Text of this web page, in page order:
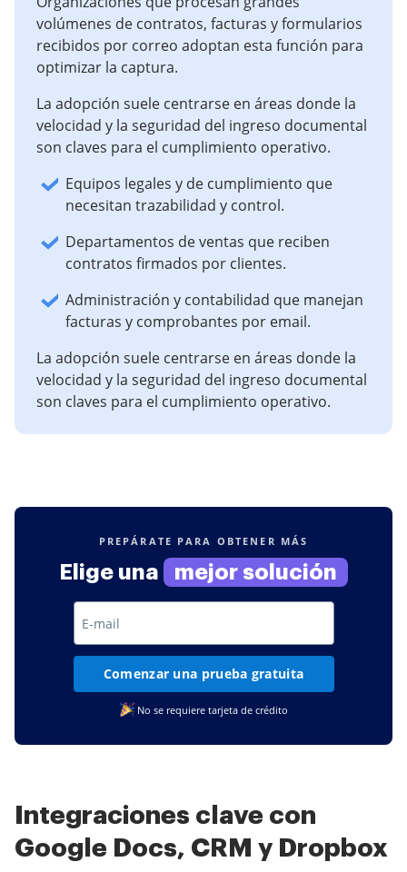
volúmenes de contratos, facturas y formularios
recibidos por correo adoptan esta función para
optimizar la captura.
La adopción suele centrarse en áreas donde la
velocidad y la seguridad del ingreso documental
son claves para el cumplimiento operativo.
Equipos legales y de cumplimiento que
necesitan trazabilidad y control.
Departamentos de ventas que reciben
contratos firmados por clientes.
Administración y contabilidad que manejan
facturas y comprobantes por email.
La adopción suele centrarse en áreas donde la
velocidad y la seguridad del ingreso documental
son claves para el cumplimiento operativo.
PREPÁRATE PARA OBTENER MÁS
Elige una mejor solución
Comenzar una prueba gratuita
No se requiere tarjeta de crédito
Integraciones clave con
Google Docs, CRM y Dropbox